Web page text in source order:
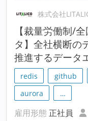
株式会社
【裁量労働制/
タ】全社横断の
推進するデータ
redis github
aurora
…
雇用形態 正社員